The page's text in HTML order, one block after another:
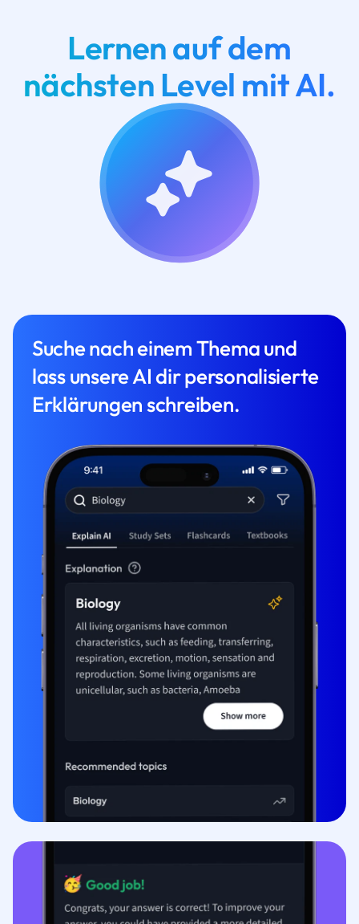
Lernen auf dem
nächsten Level mit AI.
Suche nach einem Thema und
lass unsere AI dir personalisierte
Erklärungen schreiben.